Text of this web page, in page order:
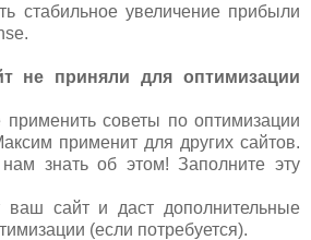
стабильное увеличение прибыли
не приняли для оптимизации
советы по оптимизации
применит для других сайтов.
знать об этом! Заполните эту
ваш сайт и даст дополнительные
(если потребуется).